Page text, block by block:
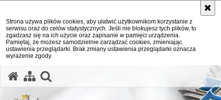
Strona używa plików cookies, aby ułatwić użytkownikom korzystanie z
serwisu oraz do celów statystycznych. Jeśli nie blokujesz tych plików, to
zgadzasz się na ich użycie oraz zapisanie w pamięci urządzenia.
Pamiętaj, że możesz samodzielnie zarządzać cookies, zmieniając
ustawienia przeglądarki. Brak zmiany ustawienia przeglądarki oznacza
wyrażenie zgody.